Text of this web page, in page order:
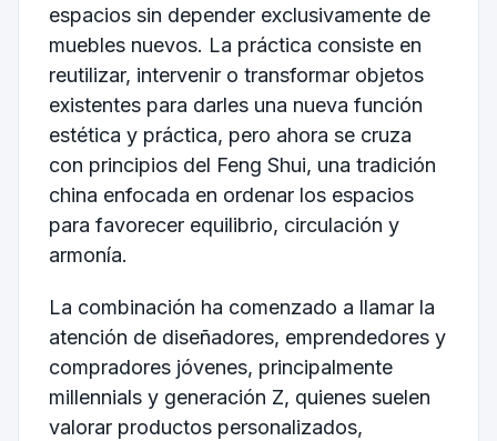
espacios sin depender exclusivamente de
muebles nuevos. La práctica consiste en
reutilizar, intervenir o transformar objetos
existentes para darles una nueva función
estética y práctica, pero ahora se cruza
con principios del Feng Shui, una tradición
china enfocada en ordenar los espacios
para favorecer equilibrio, circulación y
armonía.
La combinación ha comenzado a llamar la
atención de diseñadores, emprendedores y
compradores jóvenes, principalmente
millennials y generación Z, quienes suelen
valorar productos personalizados,